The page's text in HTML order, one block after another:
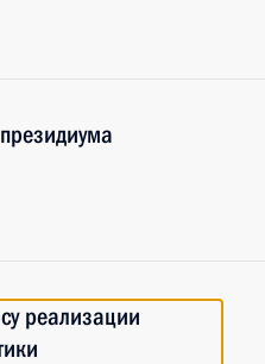
реализации